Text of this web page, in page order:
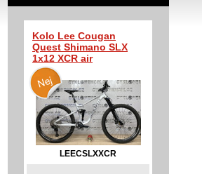
Kolo Lee Cougan
Quest Shimano SLX
1x12 XCR air
LEECSLXXCR